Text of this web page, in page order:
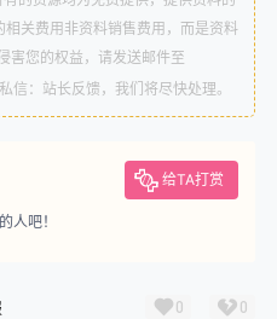
关费用非资料销售费用，而是资料
害您的权益，请发送邮件至
私信：站长反馈，我们将尽快处理。
给TA打赏
人吧！
0 0